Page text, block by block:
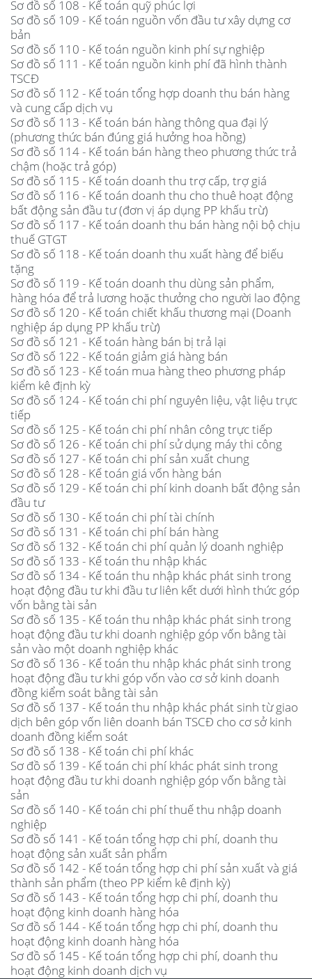
Sơ đồ số 108 - Kế toán quỹ phúc lợi
Sơ đồ số 109 - Kế toán nguồn vốn đầu tư xây dựng cơ
bản
Sơ đồ số 110 - Kế toán nguồn kinh phí sự nghiệp
Sơ đồ số 111 - Kế toán nguồn kinh phí đã hình thành
TSCĐ
Sơ đồ số 112 - Kế toán tổng hợp doanh thu bán hàng
và cung cấp dịch vụ
Sơ đồ số 113 - Kế toán bán hàng thông qua đại lý
(phương thức bán đúng giá hưởng hoa hồng)
Sơ đồ số 114 - Kế toán bán hàng theo phương thức trả
chậm (hoặc trả góp)
Sơ đồ số 115 - Kế toán doanh thu trợ cấp, trợ giá
Sơ đồ số 116 - Kế toán doanh thu cho thuê hoạt động
bất động sản đầu tư (đơn vị áp dụng PP khấu trừ)
Sơ đồ số 117 - Kế toán doanh thu bán hàng nội bộ chịu
thuế GTGT
Sơ đồ số 118 - Kế toán doanh thu xuất hàng để biếu
tặng
Sơ đồ số 119 - Kế toán doanh thu dùng sản phẩm,
hàng hóa để trả lương hoặc thưởng cho người lao động
Sơ đồ số 120 - Kế toán chiết khấu thương mại (Doanh
nghiệp áp dụng PP khấu trừ)
Sơ đồ số 121 - Kế toán hàng bán bị trả lại
Sơ đồ số 122 - Kế toán giảm giá hàng bán
Sơ đồ số 123 - Kế toán mua hàng theo phương pháp
kiểm kê định kỳ
Sơ đồ số 124 - Kế toán chi phí nguyên liệu, vật liệu trực
tiếp
Sơ đồ số 125 - Kế toán chi phí nhân công trực tiếp
Sơ đồ số 126 - Kế toán chi phí sử dụng máy thi công
Sơ đồ số 127 - Kế toán chi phí sản xuất chung
Sơ đồ số 128 - Kế toán giá vốn hàng bán
Sơ đồ số 129 - Kế toán chi phí kinh doanh bất động sản
đầu tư
Sơ đồ số 130 - Kế toán chi phí tài chính
Sơ đồ số 131 - Kế toán chi phí bán hàng
Sơ đồ số 132 - Kế toán chi phí quản lý doanh nghiệp
Sơ đồ số 133 - Kế toán thu nhập khác
Sơ đồ số 134 - Kế toán thu nhập khác phát sinh trong
hoạt động đầu tư khi đầu tư liên kết dưới hình thức góp
vốn bằng tài sản
Sơ đồ số 135 - Kế toán thu nhập khác phát sinh trong
hoạt động đầu tư khi doanh nghiệp góp vốn bằng tài
sản vào một doanh nghiệp khác
Sơ đồ số 136 - Kế toán thu nhập khác phát sinh trong
hoạt động đầu tư khi góp vốn vào cơ sở kinh doanh
đồng kiểm soát bằng tài sản
Sơ đồ số 137 - Kế toán thu nhập khác phát sinh từ giao
dịch bên góp vốn liên doanh bán TSCĐ cho cơ sở kinh
doanh đồng kiểm soát
Sơ đồ số 138 - Kế toán chi phí khác
Sơ đồ số 139 - Kế toán chi phí khác phát sinh trong
hoạt động đầu tư khi doanh nghiệp góp vốn bằng tài
sản
Sơ đồ số 140 - Kế toán chi phí thuế thu nhập doanh
nghiệp
Sơ đồ số 141 - Kế toán tổng hợp chi phí, doanh thu
hoạt động sản xuất sản phẩm
Sơ đồ số 142 - Kế toán tổng hợp chi phí sản xuất và giá
thành sản phẩm (theo PP kiểm kê định kỳ)
Sơ đồ số 143 - Kế toán tổng hợp chi phí, doanh thu
hoạt động kinh doanh hàng hóa
Sơ đồ số 144 - Kế toán tổng hợp chi phí, doanh thu
hoạt động kinh doanh hàng hóa
Sơ đồ số 145 - Kế toán tổng hợp chi phí, doanh thu
hoạt động kinh doanh dịch vụ